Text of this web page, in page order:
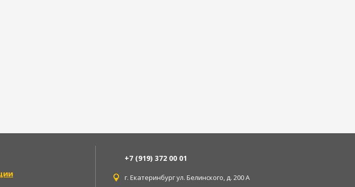
+7 (919) 372 00 01
г. Екатеринбург ул. Белинского, д. 200 А